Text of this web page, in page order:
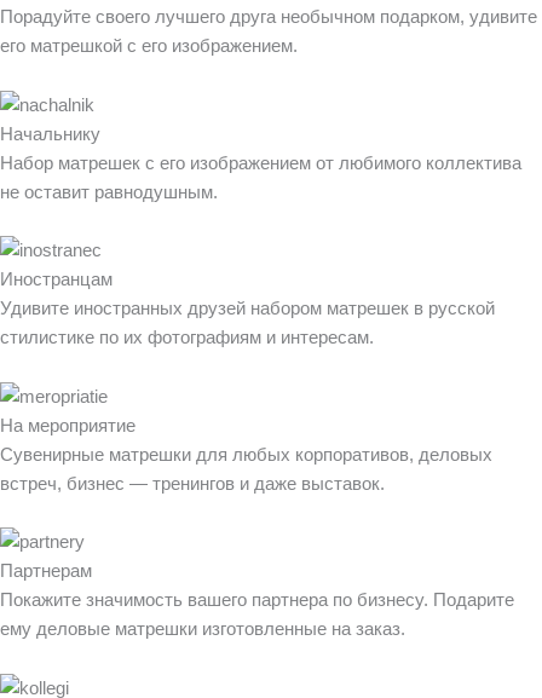
Порадуйте своего лучшего друга необычном подарком, удивите
его матрешкой с его изображением.
Начальнику
Набор матрешек с его изображением от любимого коллектива
не оставит равнодушным.
Иностранцам
Удивите иностранных друзей набором матрешек в русской
стилистике по их фотографиям и интересам.
На мероприятие
Сувенирные матрешки для любых корпоративов, деловых
встреч, бизнес — тренингов и даже выставок.​
Партнерам
Покажите значимость вашего партнера по бизнесу. Подарите
ему деловые матрешки изготовленные на заказ.